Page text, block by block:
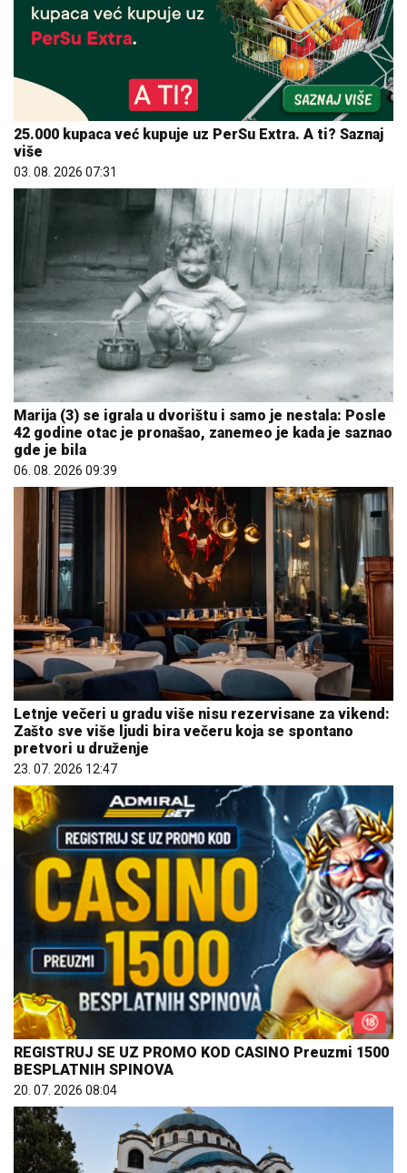
25.000 kupaca već kupuje uz PerSu Extra. A ti? Saznaj
više
03. 08. 2026 07:31
Marija (3) se igrala u dvorištu i samo je nestala: Posle
42 godine otac je pronašao, zanemeo je kada je saznao
gde je bila
06. 08. 2026 09:39
Letnje večeri u gradu više nisu rezervisane za vikend:
Zašto sve više ljudi bira večeru koja se spontano
pretvori u druženje
23. 07. 2026 12:47
REGISTRUJ SE UZ PROMO KOD CASINO Preuzmi 1500
BESPLATNIH SPINOVA
20. 07. 2026 08:04